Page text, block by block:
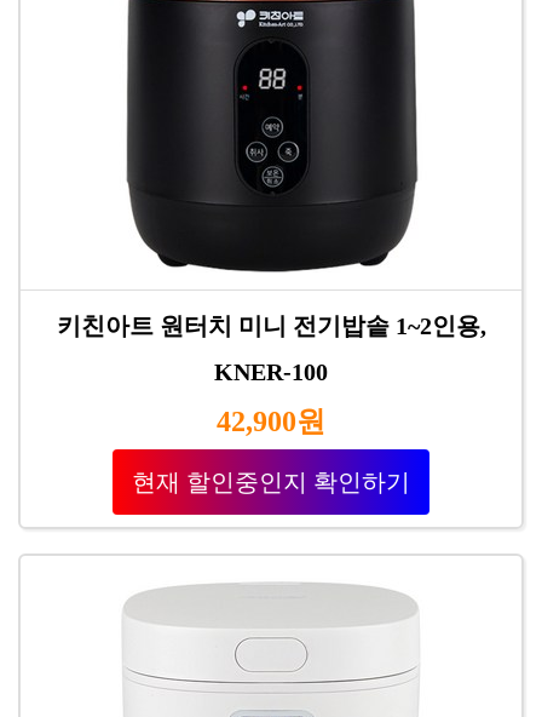
키친아트 원터치 미니 전기밥솥 1~2인용,
KNER-100
42,900원
현재 할인중인지 확인하기